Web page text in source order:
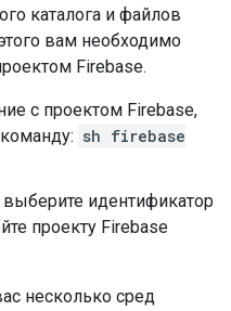
каталога и файлов
вам необходимо
Firebase.
с проектом Firebase,
sh firebase
идентификатор
проекту Firebase
несколько сред